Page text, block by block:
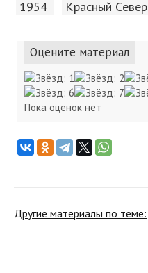
1954 Красный Cевер
Оцените материал
Пока оценок нет
Другие материалы по теме: